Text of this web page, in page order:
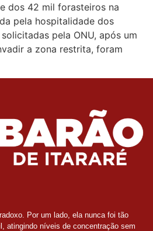
dos 42 mil forasteiros na
pela hospitalidade dos
pela ONU, após um
a zona restrita, foram
Por um lado, ela nunca foi tão
atingindo níveis de concentração sem